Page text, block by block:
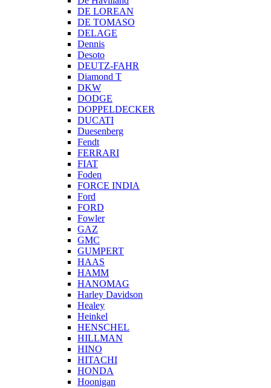
DE LOREAN
DE TOMASO
DELAGE
Dennis
Desoto
DEUTZ-FAHR
Diamond T
DKW
DODGE
DOPPELDECKER
DUCATI
Duesenberg
Fendt
FERRARI
FIAT
Foden
FORCE INDIA
Ford
FORD
Fowler
GAZ
GMC
GUMPERT
HAAS
HAMM
HANOMAG
Harley Davidson
Healey
Heinkel
HENSCHEL
HILLMAN
HINO
HITACHI
HONDA
Hoonigan